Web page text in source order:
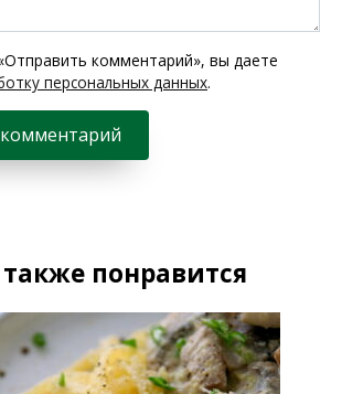
комментарий», вы даете
персональных данных.
понравится